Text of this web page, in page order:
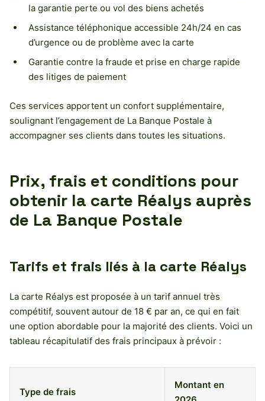
la garantie perte ou vol des biens achetés
Assistance téléphonique accessible 24h/24 en cas
d’urgence ou de problème avec la carte
Garantie contre la fraude et prise en charge rapide
des litiges de paiement
Ces services apportent un confort supplémentaire,
soulignant l’engagement de La Banque Postale à
accompagner ses clients dans toutes les situations.
Prix, frais et conditions pour
obtenir la carte Réalys auprès
de La Banque Postale
Tarifs et frais liés à la carte Réalys
La carte Réalys est proposée à un tarif annuel très
compétitif, souvent autour de 18 € par an, ce qui en fait
une option abordable pour la majorité des clients. Voici un
tableau récapitulatif des frais principaux à prévoir :
Type de frais
Montant en